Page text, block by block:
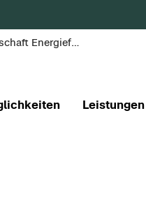
BMWi-Projektträgerschaft Energieforschung wird weiterhin vom Projektträger Jülich umgesetzt
Leistungen